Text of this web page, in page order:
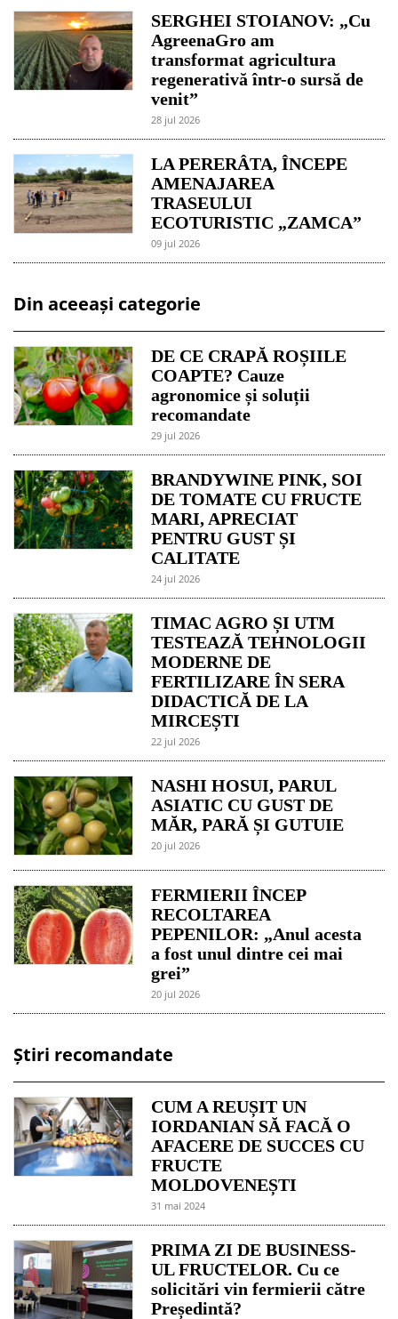
SERGHEI STOIANOV: „Cu
AgreenaGro am
transformat agricultura
regenerativă într-o sursă de
venit”
28 jul 2026
LA PERERÂTA, ÎNCEPE
AMENAJAREA
TRASEULUI
ECOTURISTIC „ZAMCA”
09 jul 2026
Din aceeași categorie
DE CE CRAPĂ ROȘIILE
COAPTE? Cauze
agronomice și soluții
recomandate
29 jul 2026
BRANDYWINE PINK, SOI
DE TOMATE CU FRUCTE
MARI, APRECIAT
PENTRU GUST ȘI
CALITATE
24 jul 2026
TIMAC AGRO ȘI UTM
TESTEAZĂ TEHNOLOGII
MODERNE DE
FERTILIZARE ÎN SERA
DIDACTICĂ DE LA
MIRCEȘTI
22 jul 2026
NASHI HOSUI, PARUL
ASIATIC CU GUST DE
MĂR, PARĂ ȘI GUTUIE
20 jul 2026
FERMIERII ÎNCEP
RECOLTAREA
PEPENILOR: „Anul acesta
a fost unul dintre cei mai
grei”
20 jul 2026
Știri recomandate
CUM A REUȘIT UN
IORDANIAN SĂ FACĂ O
AFACERE DE SUCCES CU
FRUCTE
MOLDOVENEȘTI
31 mai 2024
PRIMA ZI DE BUSINESS-
UL FRUCTELOR. Cu ce
solicitări vin fermierii către
Președintă?